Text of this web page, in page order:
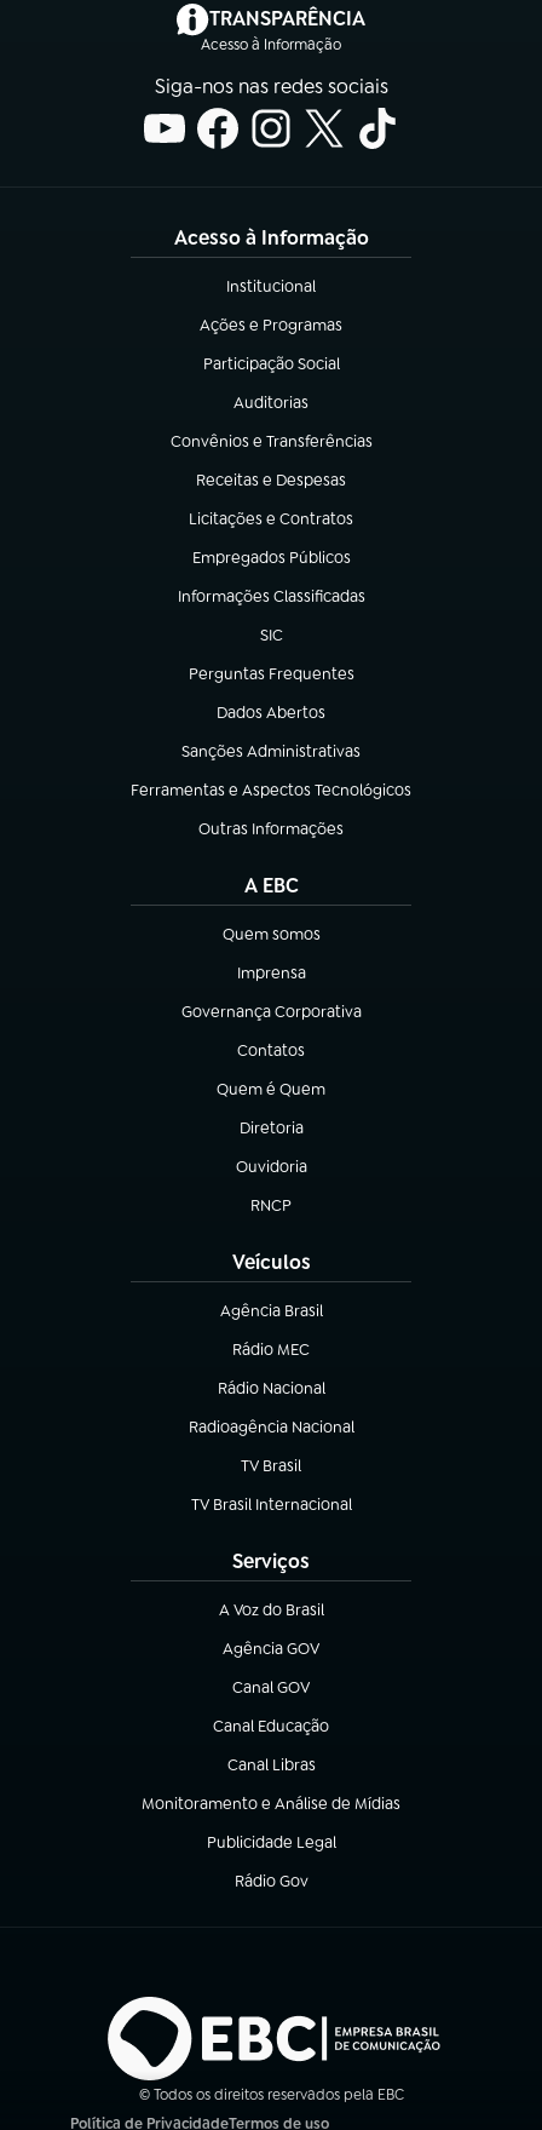
TRANSPARÊNCIA
Acesso à Informação
(abre em nova aba)
Siga-nos nas redes sociais
Acesso à Informação
Institucional
(abre em nova aba)
Ações e Programas
(abre em nova aba)
Participação Social
(abre em nova aba)
Auditorias
(abre em nova aba)
Convênios e Transferências
(abre em nova aba)
Receitas e Despesas
(abre em nova aba)
Licitações e Contratos
(abre em nova aba)
Empregados Públicos
(abre em nova aba)
Informações Classificadas
(abre em nova aba)
SIC
(abre em nova aba)
Perguntas Frequentes
(abre em nova aba)
Dados Abertos
(abre em nova aba)
Sanções Administrativas
(abre em nova aba)
Ferramentas e Aspectos Tecnológicos
(abre em nova aba)
Outras Informações
(abre em nova aba)
A EBC
Quem somos
(abre em nova aba)
Imprensa
(abre em nova aba)
Governança Corporativa
(abre em nova aba)
Contatos
(abre em nova aba)
Quem é Quem
(abre em nova aba)
Diretoria
(abre em nova aba)
Ouvidoria
(abre em nova aba)
RNCP
(abre em nova aba)
Veículos
Agência Brasil
(abre em nova aba)
Rádio MEC
Rádio Nacional
(abre em nova aba)
Radioagência Nacional
(abre em nova aba)
TV Brasil
(abre em nova aba)
TV Brasil Internacional
(abre em nova aba)
Serviços
A Voz do Brasil
(abre em nova aba)
Agência GOV
(abre em nova aba)
Canal GOV
(abre em nova aba)
Canal Educação
(abre em nova aba)
Canal Libras
(abre em nova aba)
Monitoramento e Análise de Mídias
(abre em nova aba)
Publicidade Legal
(abre em nova aba)
Rádio Gov
(abre em nova aba)
© Todos os direitos reservados pela EBC
Política de PrivacidadeTermos de uso